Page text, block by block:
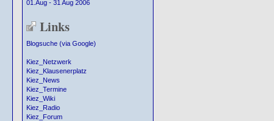
01.Aug - 31 Aug 2006
Links
Blogsuche (via Google)
Kiez_Netzwerk
Kiez_Klausenerplatz
Kiez_News
Kiez_Termine
Kiez_Wiki
Kiez_Radio
Kiez_Forum